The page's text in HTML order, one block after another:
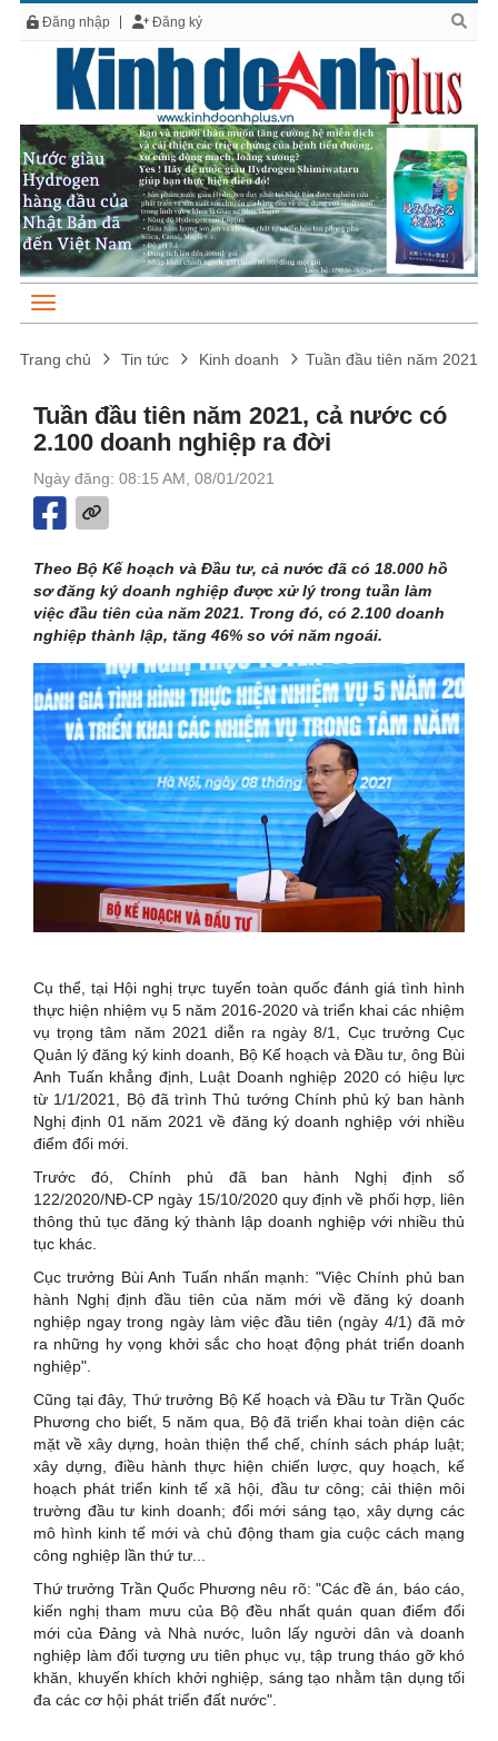
Đăng nhập Đăng ký
Trang chủ Tin tức Kinh doanh Tuần đầu tiên năm 2021,
Tuần đầu tiên năm 2021, cả nước có
2.100 doanh nghiệp ra đời
Ngày đăng: 08:15 AM, 08/01/2021
Theo Bộ Kế hoạch và Đầu tư, cả nước đã có 18.000 hồ
sơ đăng ký doanh nghiệp được xử lý trong tuần làm
việc đầu tiên của năm 2021. Trong đó, có 2.100 doanh
nghiệp thành lập, tăng 46% so với năm ngoái.
Cụ thể, tại Hội nghị trực tuyến toàn quốc đánh giá tình hình
thực hiện nhiệm vụ 5 năm 2016-2020 và triển khai các nhiệm
vụ trọng tâm năm 2021 diễn ra ngày 8/1, Cục trưởng Cục
Quản lý đăng ký kinh doanh, Bộ Kế hoạch và Đầu tư, ông Bùi
Anh Tuấn khẳng định, Luật Doanh nghiệp 2020 có hiệu lực
từ 1/1/2021, Bộ đã trình Thủ tướng Chính phủ ký ban hành
Nghị định 01 năm 2021 về đăng ký doanh nghiệp với nhiều
điểm đổi mới.
Trước đó, Chính phủ đã ban hành Nghị định số
122/2020/NĐ-CP ngày 15/10/2020 quy định về phối hợp, liên
thông thủ tục đăng ký thành lập doanh nghiệp với nhiều thủ
tục khác.
Cục trưởng Bùi Anh Tuấn nhấn mạnh: "Việc Chính phủ ban
hành Nghị định đầu tiên của năm mới về đăng ký doanh
nghiệp ngay trong ngày làm việc đầu tiên (ngày 4/1) đã mở
ra những hy vọng khởi sắc cho hoạt động phát triển doanh
nghiệp".
Cũng tại đây, Thứ trưởng Bộ Kế hoạch và Đầu tư Trần Quốc
Phương cho biết, 5 năm qua, Bộ đã triển khai toàn diện các
mặt về xây dựng, hoàn thiện thể chế, chính sách pháp luật;
xây dựng, điều hành thực hiện chiến lược, quy hoạch, kế
hoạch phát triển kinh tế xã hội, đầu tư công; cải thiện môi
trường đầu tư kinh doanh; đổi mới sáng tạo, xây dựng các
mô hình kinh tế mới và chủ động tham gia cuộc cách mạng
công nghiệp lần thứ tư...
Thứ trưởng Trần Quốc Phương nêu rõ: "Các đề án, báo cáo,
kiến nghị tham mưu của Bộ đều nhất quán quan điểm đổi
mới của Đảng và Nhà nước, luôn lấy người dân và doanh
nghiệp làm đối tượng ưu tiên phục vụ, tập trung tháo gỡ khó
khăn, khuyến khích khởi nghiệp, sáng tạo nhằm tận dụng tối
đa các cơ hội phát triển đất nước".